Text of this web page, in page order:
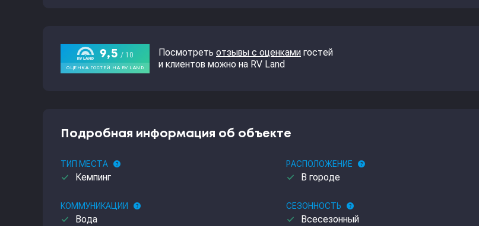
Посмотреть отзывы с оценками гостей
и клиентов можно на RV Land
Подробная информация об объекте
ТИП МЕСТА help
done Кемпинг
РАСПОЛОЖЕНИЕ help
done В городе
КОММУНИКАЦИИ help
done Вода
СЕЗОННОСТЬ help
done Всесезонный